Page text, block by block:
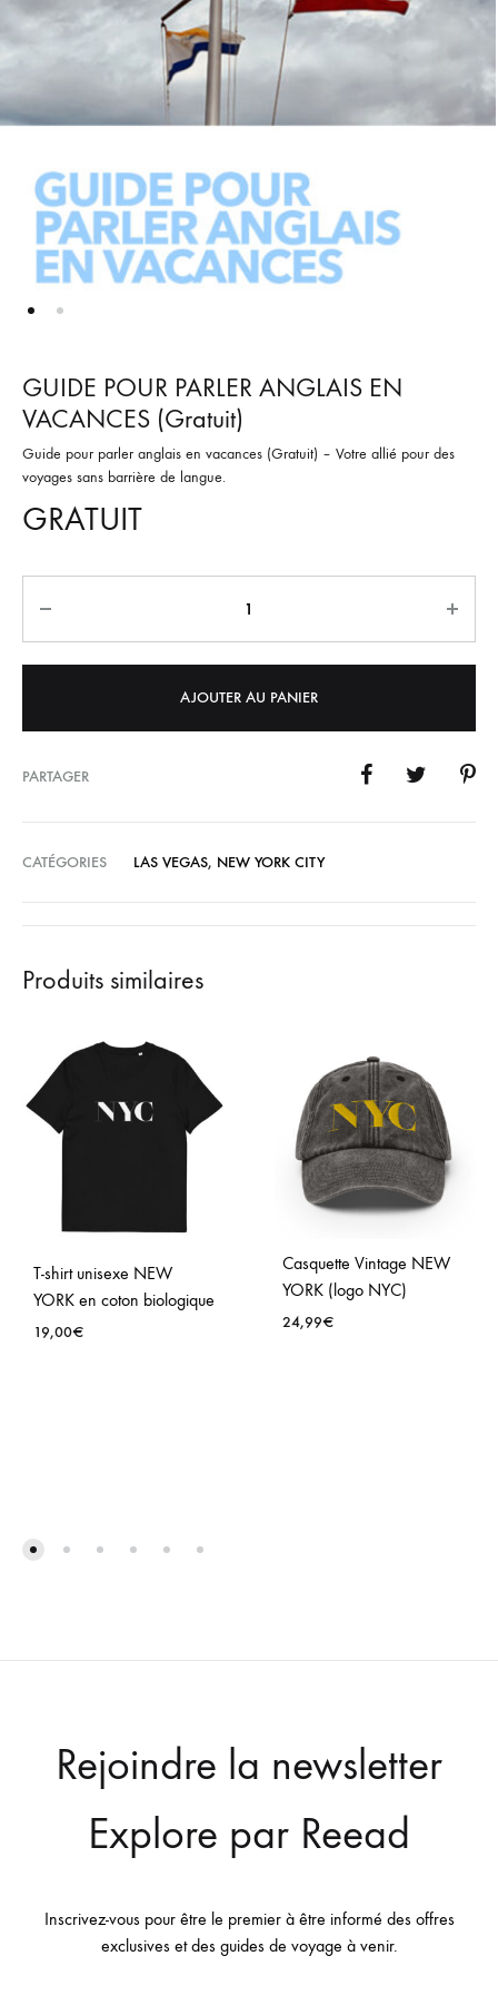
GUIDE POUR PARLER ANGLAIS EN
VACANCES (Gratuit)
Guide pour parler anglais en vacances (Gratuit) – Votre allié pour des
voyages sans barrière de langue.
GRATUIT
AJOUTER AU PANIER
PARTAGER
CATÉGORIES LAS VEGAS, NEW YORK CITY
Produits similaires
T-shirt unisexe NEW
YORK en coton biologique
19,00€
Casquette Vintage NEW
YORK (logo NYC)
24,99€
Rejoindre la newsletter
Explore par Reead
Inscrivez-vous pour être le premier à être informé des offres
exclusives et des guides de voyage à venir.